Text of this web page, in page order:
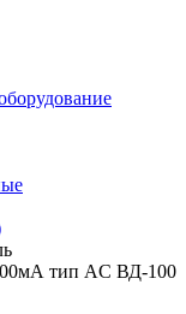
тип AC ВД-100